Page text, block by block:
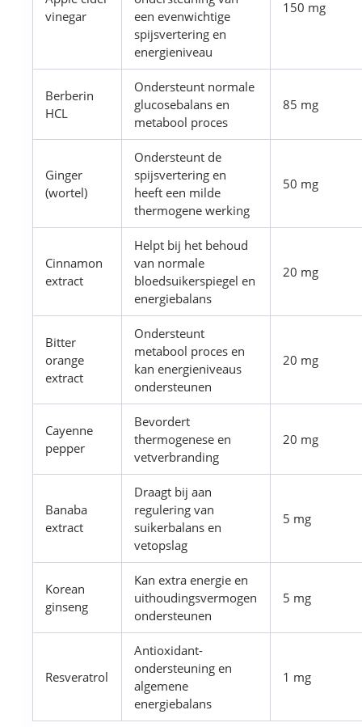
vinegar
een evenwichtige
spijsvertering en
energieniveau
150 mg
Berberin
HCL
Ondersteunt normale
glucosebalans en
metabool proces
85 mg
Ginger
(wortel)
Ondersteunt de
spijsvertering en
heeft een milde
thermogene werking
50 mg
Cinnamon
extract
Helpt bij het behoud
van normale
bloedsuikerspiegel en
energiebalans
20 mg
Bitter
orange
extract
Ondersteunt
metabool proces en
kan energieniveaus
ondersteunen
20 mg
Cayenne
pepper
Bevordert
thermogenese en
vetverbranding
20 mg
Banaba
extract
Draagt bij aan
regulering van
suikerbalans en
vetopslag
5 mg
Korean
ginseng
Kan extra energie en
uithoudingsvermogen
ondersteunen
5 mg
Resveratrol
Antioxidant-
ondersteuning en
algemene
energiebalans
1 mg